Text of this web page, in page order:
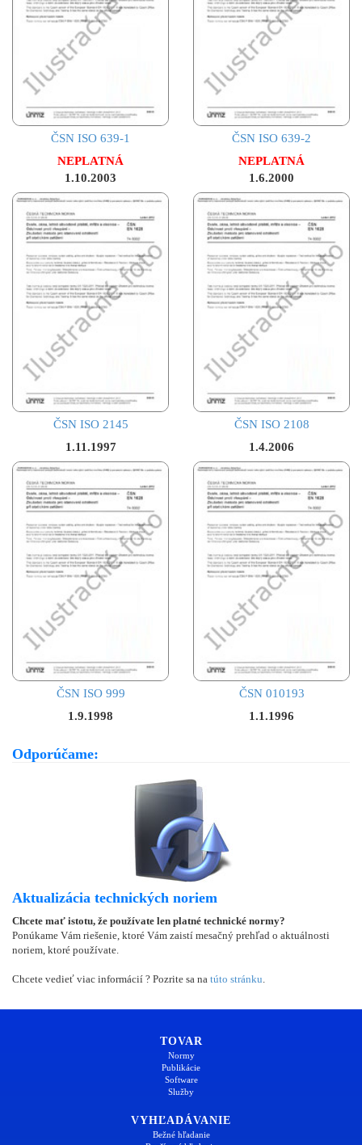
ČSN ISO 639-1
NEPLATNÁ
1.10.2003
ČSN ISO 639-2
NEPLATNÁ
1.6.2000
ČSN ISO 2145
1.11.1997
ČSN ISO 2108
1.4.2006
ČSN ISO 999
1.9.1998
ČSN 010193
1.1.1996
Odporúčame:
Aktualizácia technických noriem
Chcete mať istotu, že používate len platné technické normy?
Ponúkame Vám riešenie, ktoré Vám zaistí mesačný prehľad o aktuálnosti
noriem, ktoré používate.
Chcete vedieť viac informácií ? Pozrite sa na túto stránku
TOVAR
Normy
Publikácie
Software
Služby
VYHĽADÁVANIE
Bežné hľadanie